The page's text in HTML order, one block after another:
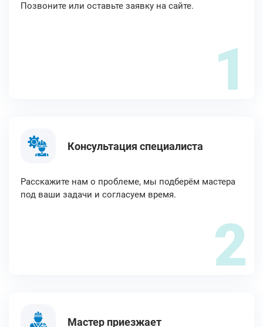
Позвоните или оставьте заявку на сайте.
1
Консультация специалиста
Расскажите нам о проблеме, мы подберём мастера
под ваши задачи и согласуем время.
2
Мастер приезжает